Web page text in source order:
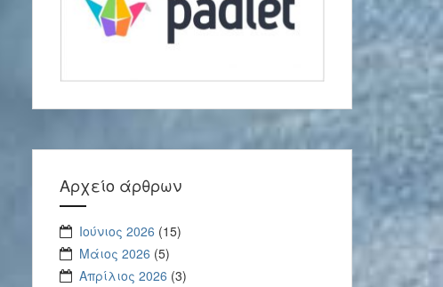
Αρχείο άρθρων
Ιούνιος 2026 (15)
Μάιος 2026 (5)
Απρίλιος 2026 (3)